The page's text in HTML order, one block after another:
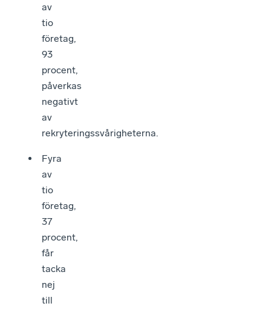
av
tio
företag,
93
procent,
påverkas
negativt
av
rekryteringssvårigheterna.
Fyra
av
tio
företag,
37
procent,
får
tacka
nej
till